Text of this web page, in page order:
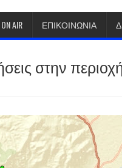
ON AIR ΕΠΙΚΟΙΝΩΝΙΑ
στην